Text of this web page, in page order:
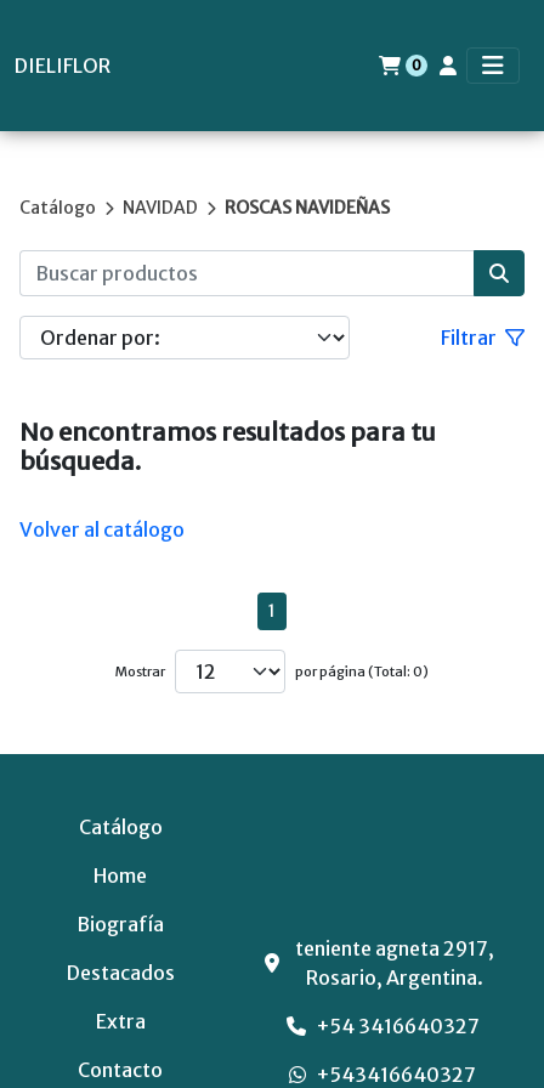
DIELIFLOR 0
Catálogo NAVIDAD ROSCAS NAVIDEÑAS
Filtrar
No encontramos resultados para tu
búsqueda.
Volver al catálogo
1
Mostrar por página (Total: 0)
Catálogo
Home
Biografía
Destacados
Extra
Contacto
teniente agneta 2917,
Rosario, Argentina.
+54 3416640327
+543416640327